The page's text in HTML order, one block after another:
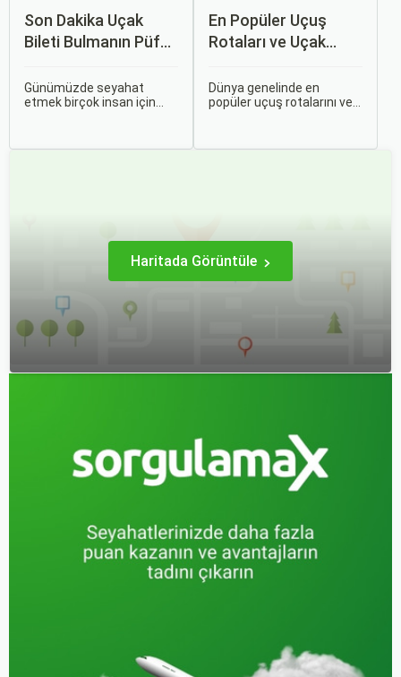
Son Dakika Uçak
Bileti Bulmanın Püf
Günümüzde seyahat
etmek birçok insan için
En Popüler Uçuş
Rotaları ve Uçak
Dünya genelinde en
popüler uçuş rotalarını ve
ilişkiler bulunmaktadır.
Haritada Görüntüle